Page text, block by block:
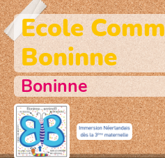
Ecole
Boninne
Boninne